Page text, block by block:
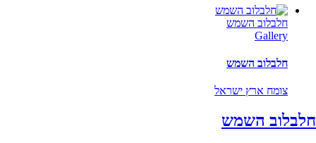
חלבלוב השמש
Gallery
חלבלוב השמש
צומח ארץ ישראל
חלבלוב השמש